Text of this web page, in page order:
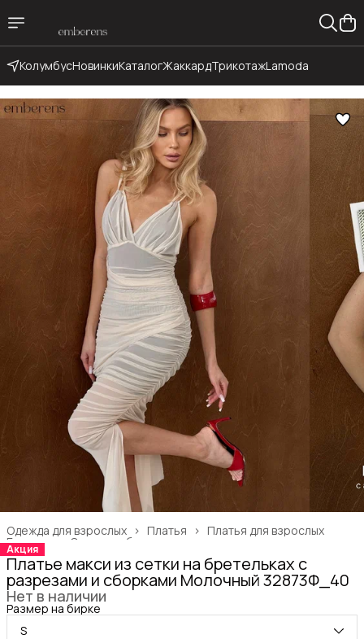
КолумбусНовинкиКаталогЖаккардТрикотажLamoda
Платья для взрослых
Платья ›
Одежда для взрослых ›
Одежда, обувь и аксессуары
Главная ›
Акция
Платье макси из сетки на бретельках с
разрезами и сборками Молочный 32873Ф_40
Нет в наличии
Размер на бирке
S